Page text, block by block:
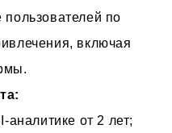
по
включая
от 2 лет;